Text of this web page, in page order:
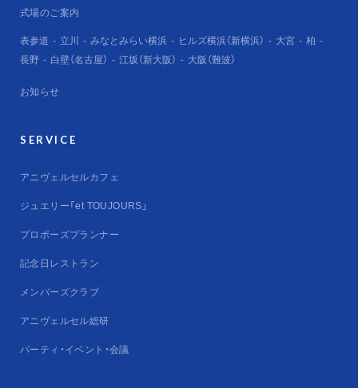
式場のご案内
表参道
立川 みなとみらい横浜 ヒルズ横浜（新横浜） 大宮
柏
長野
白壁（名古屋） 江坂（新大阪） 大阪（難波）
お知らせ
SERVICE
アニヴェルセルカフェ
ジュエリー「et TOUJOURS」
プロポーズプランナー
記念日レストラン
メンバーズクラブ
アニヴェルセル総研
パーティ・イベント・会議